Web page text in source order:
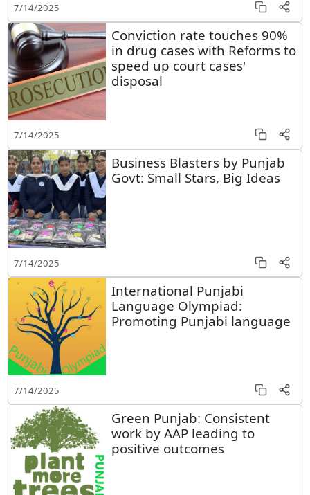
7/14/2025
Conviction rate touches 90%
in drug cases with Reforms to
speed up court cases'
disposal
7/14/2025
Business Blasters by Punjab
Govt: Small Stars, Big Ideas
7/14/2025
International Punjabi
Language Olympiad:
Promoting Punjabi language
7/14/2025
Green Punjab: Consistent
work by AAP leading to
positive outcomes